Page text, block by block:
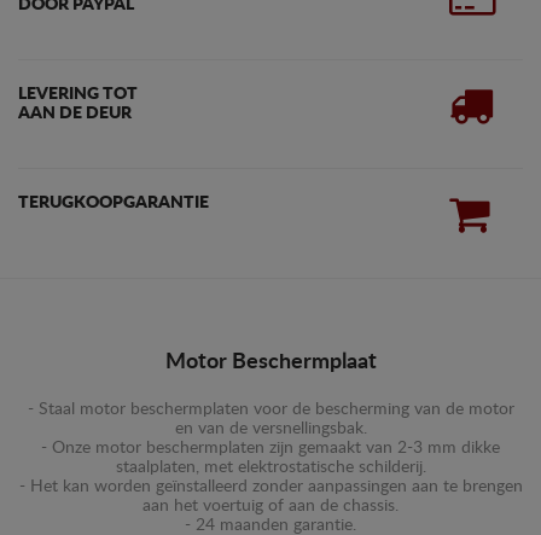
DOOR PAYPAL
LEVERING TOT
AAN DE DEUR
TERUGKOOPGARANTIE
Motor Beschermplaat
- Staal motor beschermplaten voor de bescherming van de motor
en van de versnellingsbak.
- Onze motor beschermplaten zijn gemaakt van 2-3 mm dikke
staalplaten, met elektrostatische schilderij.
- Het kan worden geïnstalleerd zonder aanpassingen aan te brengen
aan het voertuig of aan de chassis.
- 24 maanden garantie.